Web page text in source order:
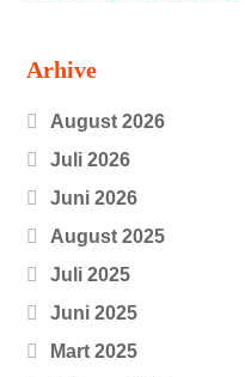
Arhive
August 2026
Juli 2026
Juni 2026
August 2025
Juli 2025
Juni 2025
Mart 2025